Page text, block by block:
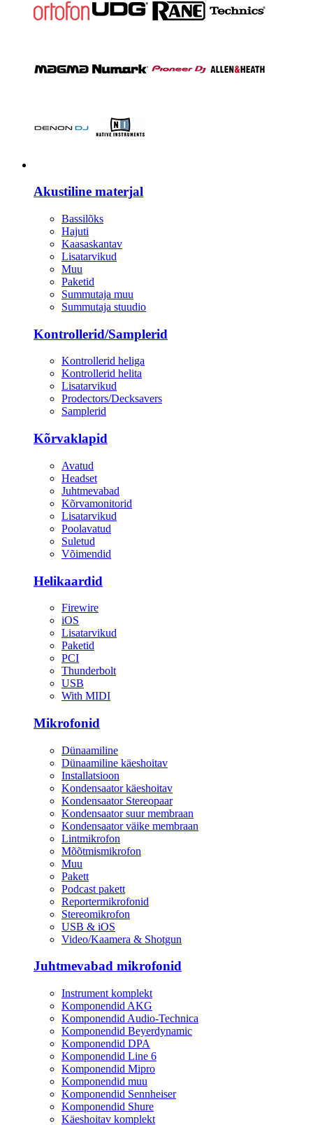
Akustiline materjal
Bassilõks
Hajuti
Kaasaskantav
Lisatarvikud
Muu
Paketid
Summutaja muu
Summutaja stuudio
Kontrollerid/Samplerid
Kontrollerid heliga
Kontrollerid helita
Lisatarvikud
Prodectors/Decksavers
Samplerid
Kõrvaklapid
Avatud
Headset
Juhtmevabad
Kõrvamonitorid
Lisatarvikud
Poolavatud
Suletud
Võimendid
Helikaardid
Firewire
iOS
Lisatarvikud
Paketid
PCI
Thunderbolt
USB
With MIDI
Mikrofonid
Dünaamiline
Dünaamiline käeshoitav
Installatsioon
Kondensaator käeshoitav
Kondensaator Stereopaar
Kondensaator suur membraan
Kondensaator väike membraan
Lintmikrofon
Mõõtmismikrofon
Muu
Pakett
Podcast pakett
Reportermikrofonid
Stereomikrofon
USB & iOS
Video/Kaamera & Shotgun
Juhtmevabad mikrofonid
Instrument komplekt
Komponendid AKG
Komponendid Audio-Technica
Komponendid Beyerdynamic
Komponendid DPA
Komponendid Line 6
Komponendid Mipro
Komponendid muu
Komponendid Sennheiser
Komponendid Shure
Käeshoitav komplekt